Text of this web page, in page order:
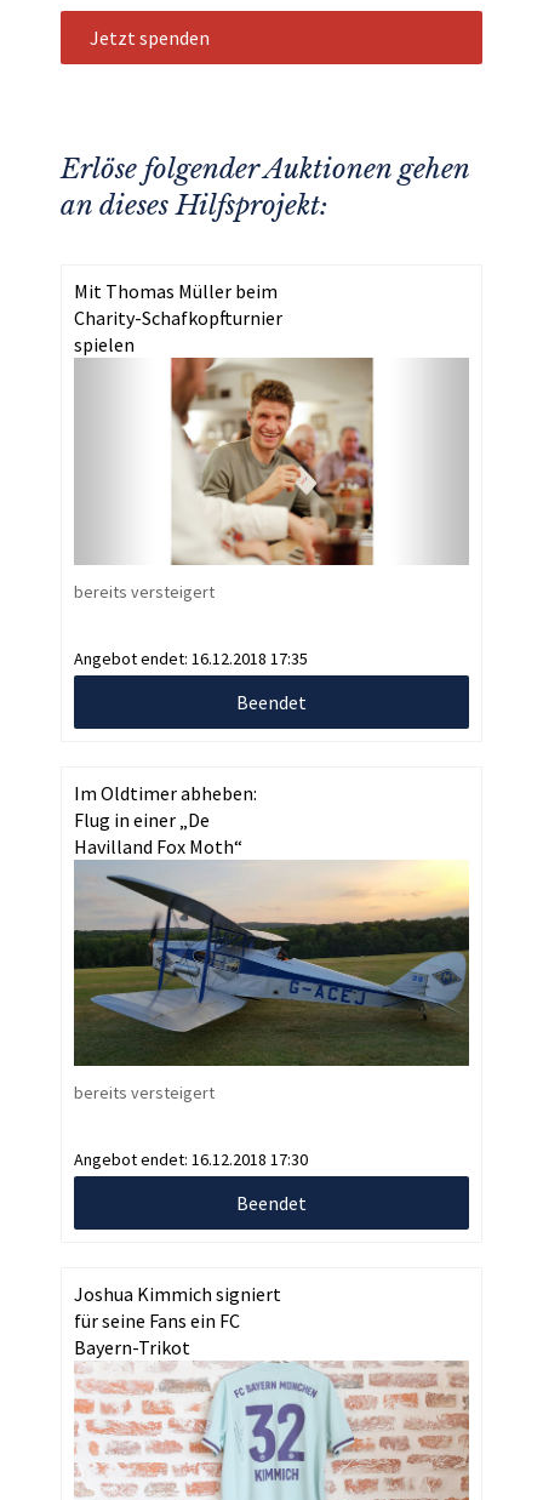
Jetzt spenden
Erlöse folgender Auktionen gehen
an dieses Hilfsprojekt:
Mit Thomas Müller beim
Charity-Schafkopfturnier
spielen
bereits versteigert
Angebot endet: 16.12.2018 17:35
Beendet
Im Oldtimer abheben:
Flug in einer „De
Havilland Fox Moth“
bereits versteigert
Angebot endet: 16.12.2018 17:30
Beendet
Joshua Kimmich signiert
für seine Fans ein FC
Bayern-Trikot